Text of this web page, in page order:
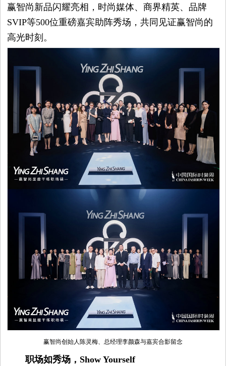
尚
库
赢智尚新品闪耀亮相，时尚媒体、商界精英、品牌
SVIP等500位重磅嘉宾助阵秀场，共同见证赢智尚的
高光时刻。
赢智尚创始人陈灵梅、总经理李颜森与嘉宾合影留念
职场如秀场， Show Yourself